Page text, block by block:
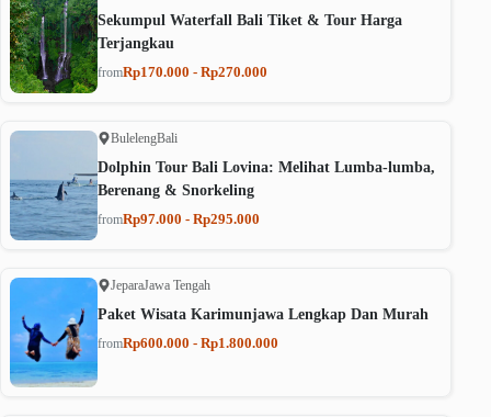
Sekumpul Waterfall Bali Tiket & Tour Harga
Terjangkau
fromRp170.000 - Rp270.000
BulelengBali
Dolphin Tour Bali Lovina: Melihat Lumba-lumba,
Berenang & Snorkeling
fromRp97.000 - Rp295.000
JeparaJawa Tengah
Paket Wisata Karimunjawa Lengkap Dan Murah
fromRp600.000 - Rp1.800.000